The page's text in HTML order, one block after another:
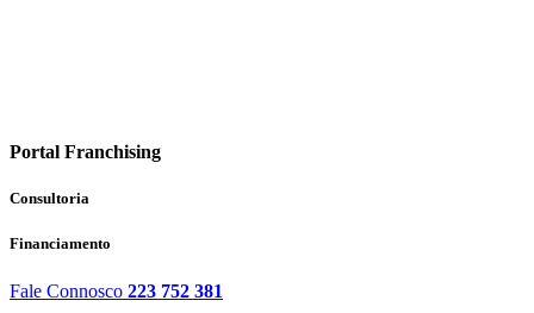
Portal Franchising
Consultoria
Financiamento
Fale Connosco 223 752 381